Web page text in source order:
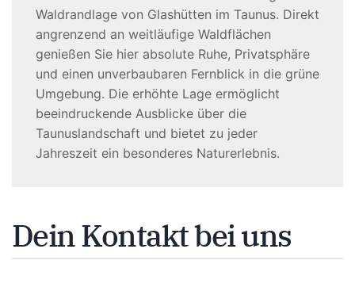
Waldrandlage von Glashütten im Taunus. Direkt
angrenzend an weitläufige Waldflächen
genießen Sie hier absolute Ruhe, Privatsphäre
und einen unverbaubaren Fernblick in die grüne
Umgebung. Die erhöhte Lage ermöglicht
beeindruckende Ausblicke über die
Taunuslandschaft und bietet zu jeder
Jahreszeit ein besonderes Naturerlebnis.
Dein Kontakt bei uns